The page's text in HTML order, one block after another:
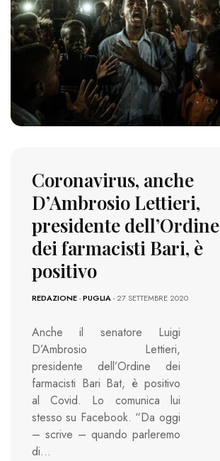
Coronavirus, anche
D’Ambrosio Lettieri,
presidente dell’Ordine
dei farmacisti Bari, è
positivo
REDAZIONE-PUGLIA- 27 SETTEMBRE 2020
Anche il senatore Luigi
D’Ambrosio Lettieri,
presidente dell’Ordine dei
farmacisti Bari Bat, è positivo
al Covid. Lo comunica lui
stesso su Facebook. “Da oggi
– scrive – quando parleremo
di…